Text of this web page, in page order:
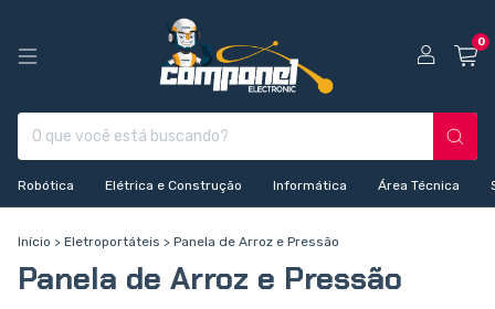
0
Robótica Elétrica e Construção Informática Área Técnica
Início > Eletroportáteis > Panela de Arroz e Pressão
Panela de Arroz e Pressão